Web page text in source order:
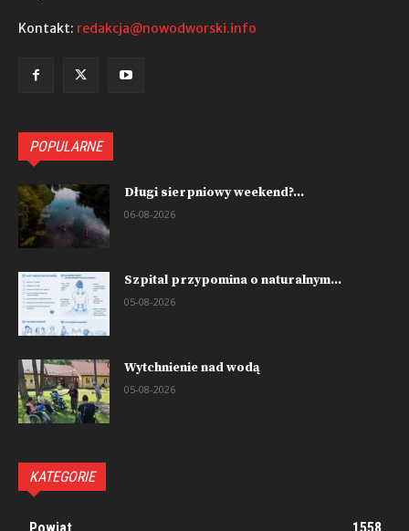
Kontakt: redakcja@nowodworski.info
POPULARNE
Długi sierpniowy weekend?...
06-08-2026
Szpital przypomina o naturalnym...
05-08-2026
Wytchnienie nad wodą
05-08-2026
KATEGORIE